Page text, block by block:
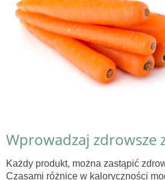
Wprowadzaj zdrowsze
Każdy produkt, można zastąpić
Czasami różnice w kaloryczności